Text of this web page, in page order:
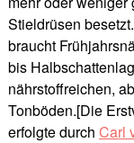
Stieldrüsen
braucht
bis
nährstoffreichen,
Tonböden.[Die
erfolgte durch Carl